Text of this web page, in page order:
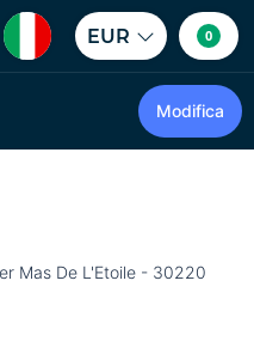
EUR 0
Modifica
Mas De L'Etoile - 30220